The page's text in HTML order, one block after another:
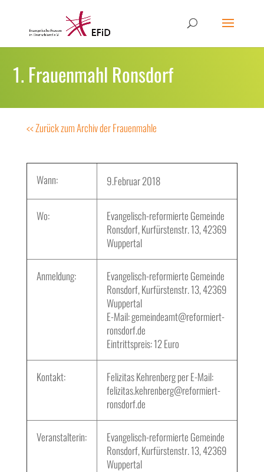
1. Frauenmahl Ronsdorf
<< Zurück zum Archiv der Frauenmahle
Wann: 9.Februar 2018
Wo:
Evangelisch-reformierte Gemeinde
Ronsdorf, Kurfürstenstr. 13, 42369
Wuppertal
Anmeldung:
Evangelisch-reformierte Gemeinde
Ronsdorf, Kurfürstenstr. 13, 42369
Wuppertal
E-Mail: gemeindeamt@reformiert-
ronsdorf.de
Eintrittspreis: 12 Euro
Kontakt:
Felizitas Kehrenberg per E-Mail:
felizitas.kehrenberg@reformiert-
ronsdorf.de
Veranstalterin:
Evangelisch-reformierte Gemeinde
Ronsdorf, Kurfürstenstr. 13, 42369
Wuppertal